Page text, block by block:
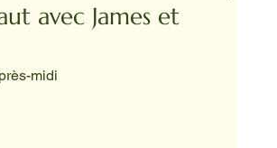
avec James et
midi